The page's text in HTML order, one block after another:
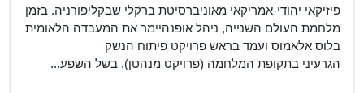
פיזיקאי יהודי-אמריקאי מאוניברסיטת ברקלי שבקליפורניה. בזמן
מלחמת העולם השנייה, ניהל אופנהיימר את המעבדה הלאומית
בלוס אלאמוס ועמד בראש פרויקט פיתוח הנשק
הגרעיני בתקופת המלחמה (פרויקט מנהטן). בשל השפע...